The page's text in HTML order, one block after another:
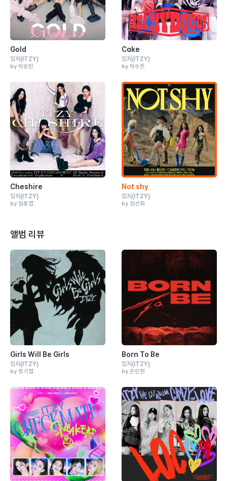
Gold
있지 (ITZY)
by 박승민
Cake
있지 (ITZY)
by 박수진
Cheshire
있지 (ITZY)
by 임동엽
Not shy
있지 (ITZY)
by 임선희
앨범 리뷰
Girls Will Be Girls
있지 (ITZY)
by 정기엽
Born To Be
있지 (ITZY)
by 손민현